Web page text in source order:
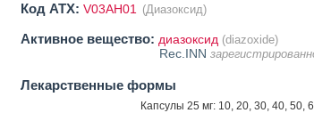
Код ATX: V03AH01 (Диазоксид)
Активное вещество: диазоксид (diazoxide)
Rec.INN
Лекарственные формы
Капсулы 25 мг: 10, 20, 30, 40, 50,